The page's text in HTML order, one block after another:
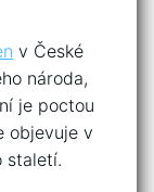
v České
národa,
je poctou
objevuje v
staletí.